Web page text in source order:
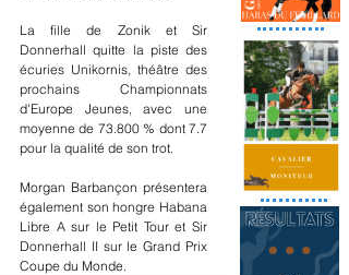
La fille de Zonik et Sir
Donnerhall quitte la piste des
écuries Unikornis, théâtre des
prochains Championnats
d'Europe Jeunes, avec une
moyenne de 73.800 % dont 7.7
pour la qualité de son trot.
Morgan Barbançon présentera
également son hongre Habana
Libre A sur le Petit Tour et Sir
Donnerhall II sur le Grand Prix
Coupe du Monde.